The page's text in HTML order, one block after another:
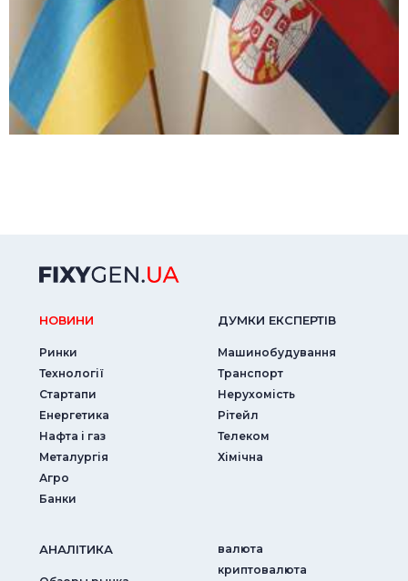
НОВИНИ
Ринки
Технології
Стартапи
Енергетика
Нафта і газ
Металургія
Агро
Банки
ДУМКИ ЕКСПЕРТIВ
Машинобудування
Транспорт
Нерухомість
Рітейл
Телеком
Хімічна
АНАЛIТИКА
валюта
криптовалюта